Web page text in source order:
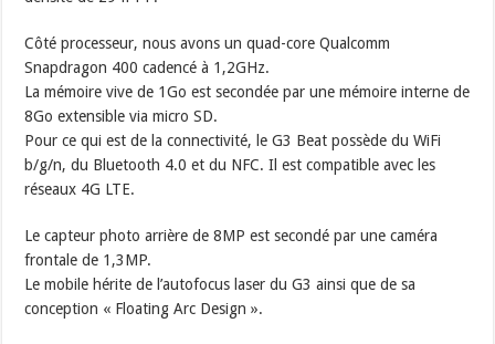
Côté processeur, nous avons un quad-core Qualcomm
Snapdragon 400 cadencé à 1,2GHz.
La mémoire vive de 1Go est secondée par une mémoire interne de
8Go extensible via micro SD.
Pour ce qui est de la connectivité, le G3 Beat possède du WiFi
b/g/n, du Bluetooth 4.0 et du NFC. Il est compatible avec les
réseaux 4G LTE.
Le capteur photo arrière de 8MP est secondé par une caméra
frontale de 1,3MP.
Le mobile hérite de l’autofocus laser du G3 ainsi que de sa
conception « Floating Arc Design ».